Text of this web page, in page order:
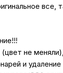
все,
не
и